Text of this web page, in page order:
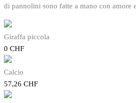
di pannolini sono fatte a mano con
Giraffa piccola
0 CHF
Calcio
57,26 CHF